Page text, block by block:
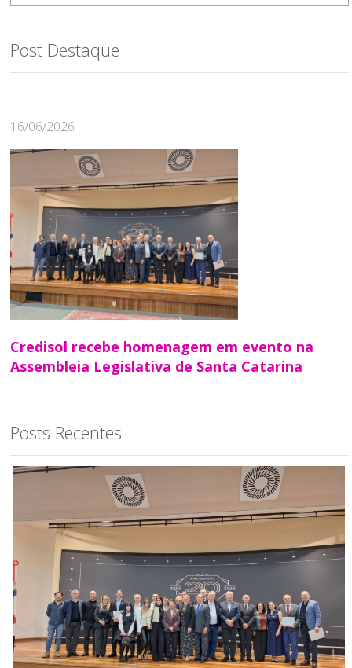
Post Destaque
16/06/2026
Credisol recebe homenagem em evento na
Assembleia Legislativa de Santa Catarina
Posts Recentes